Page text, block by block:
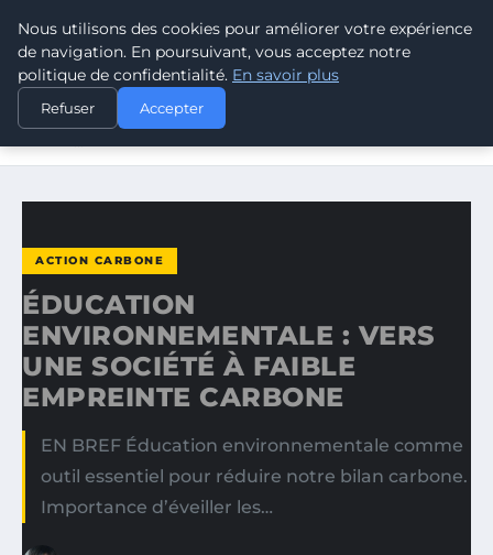
CLIMATE RESPONSE BLOG
ACCUEIL
ACTION CARBONE
ÉDUCATION ENVIRONNEMENTALE : VERS UNE SOCIÉTÉ À
ACTION CARBONE
ÉDUCATION
ENVIRONNEMENTALE : VERS
UNE SOCIÉTÉ À FAIBLE
EMPREINTE CARBONE
EN BREF Éducation environnementale comme
outil essentiel pour réduire notre bilan carbone.
Importance d’éveiller les…
Nous utilisons des cookies pour améliorer votre expérience
de navigation. En poursuivant, vous acceptez notre
politique de confidentialité. En savoir plus
Refuser Accepter